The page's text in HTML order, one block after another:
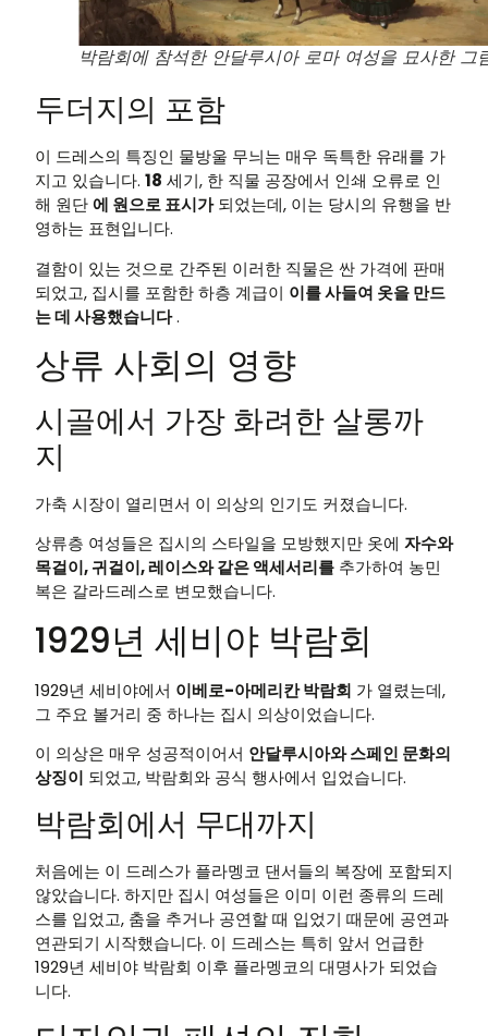
박람회에 참석한 안달루시아 로마 여성을 묘사한 그
두더지의 포함
이 드레스의 특징인 물방울 무늬는 매우 독특한 유래를 가
지고 있습니다. 18 세기, 한 직물 공장에서 인쇄 오류로 인
해 원단에 원으로 표시가되었는데, 이는 당시의 유행을 반
영하는 표현입니다.
결함이 있는 것으로 간주된 이러한 직물은 싼 가격에 판매
되었고, 집시를 포함한 하층 계급이 이를 사들여 옷을 만드
는 데 사용했습니다.
상류 사회의 영향
시골에서 가장 화려한 살롱까
지
가축 시장이 열리면서 이 의상의 인기도 커졌습니다.
상류층 여성들은 집시의 스타일을 모방했지만 옷에 자수와
목걸이, 귀걸이, 레이스와 같은 액세서리를 추가하여 농민
복은 갈라드레스로 변모했습니다.
1929년 세비야 박람회
1929년 세비야에서 이베로-아메리칸 박람회 가 열렸는데,
그 주요 볼거리 중 하나는 집시 의상이었습니다.
이 의상은 매우 성공적이어서 안달루시아와 스페인 문화의
상징이 되었고, 박람회와 공식 행사에서 입었습니다.
박람회에서 무대까지
처음에는 이 드레스가 플라멩코 댄서들의 복장에 포함되지
않았습니다. 하지만 집시 여성들은 이미 이런 종류의 드레
스를 입었고, 춤을 추거나 공연할 때 입었기 때문에 공연과
연관되기 시작했습니다. 이 드레스는 특히 앞서 언급한
1929년 세비야 박람회 이후 플라멩코의 대명사가 되었습
니다.